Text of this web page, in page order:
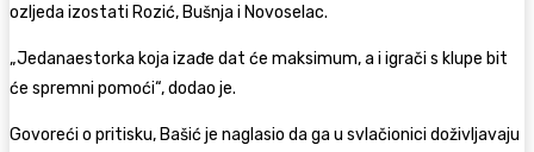
ozljeda izostati Rozić, Bušnja i Novoselac.
„Jedanaestorka koja izađe dat će maksimum, a i igrači s klupe bit
će spremni pomoći“, dodao je.
Govoreći o pritisku, Bašić je naglasio da ga u svlačionici doživljavaju